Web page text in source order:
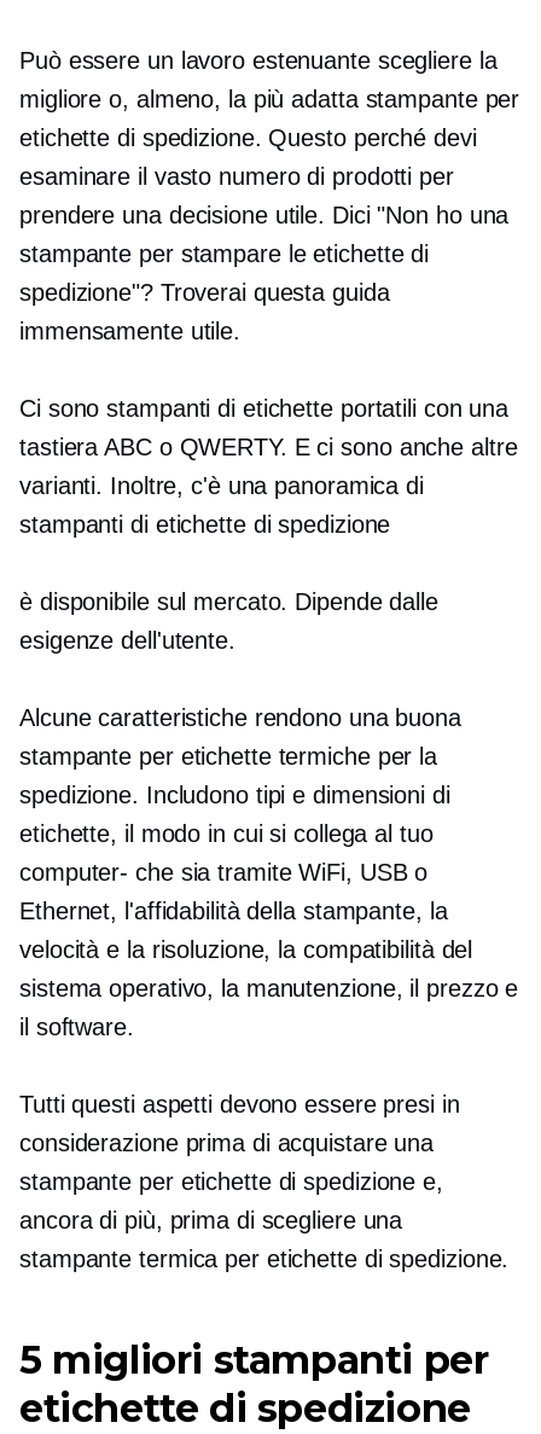
Può essere un lavoro estenuante scegliere la
migliore o, almeno, la più adatta stampante per
etichette di spedizione. Questo perché devi
esaminare il vasto numero di prodotti per
prendere una decisione utile. Dici "Non ho una
stampante per stampare le etichette di
spedizione"? Troverai questa guida
immensamente utile.
Ci sono stampanti di etichette portatili con una
tastiera ABC o QWERTY. E ci sono anche altre
varianti. Inoltre, c'è una panoramica di
stampanti di etichette di spedizione
è disponibile sul mercato. Dipende dalle
esigenze dell'utente.
Alcune caratteristiche rendono una buona
stampante per etichette termiche per la
spedizione. Includono tipi e dimensioni di
etichette, il modo in cui si collega al tuo
computer- che sia tramite WiFi, USB o
Ethernet, l'affidabilità della stampante, la
velocità e la risoluzione, la compatibilità del
sistema operativo, la manutenzione, il prezzo e
il software.
Tutti questi aspetti devono essere presi in
considerazione prima di acquistare una
stampante per etichette di spedizione e,
ancora di più, prima di scegliere una
stampante termica per etichette di spedizione.
5 migliori stampanti per
etichette di spedizione